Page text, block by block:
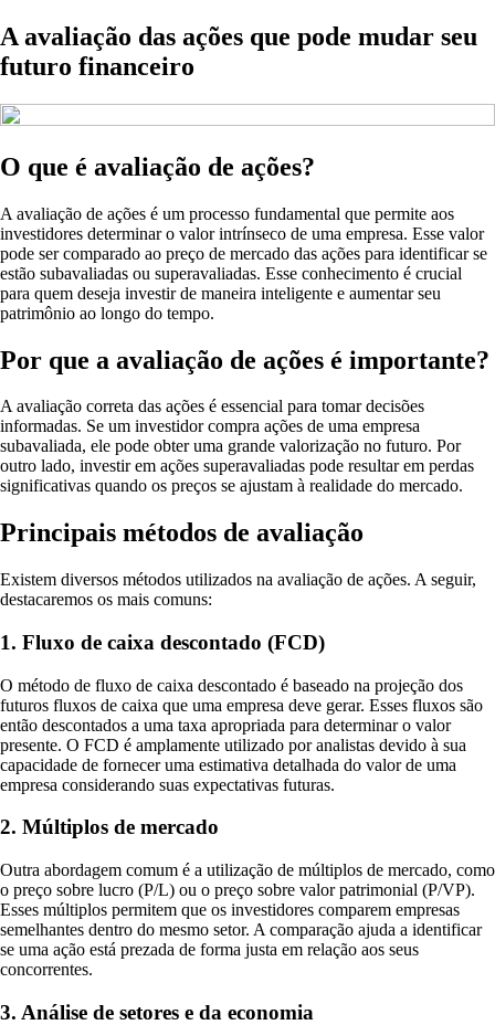
A avaliação das ações que pode mudar seu
futuro financeiro
O que é avaliação de ações?
A avaliação de ações é um processo fundamental que permite aos
investidores determinar o valor intrínseco de uma empresa. Esse valor
pode ser comparado ao preço de mercado das ações para identificar se
estão subavaliadas ou superavaliadas. Esse conhecimento é crucial
para quem deseja investir de maneira inteligente e aumentar seu
patrimônio ao longo do tempo.
Por que a avaliação de ações é importante?
A avaliação correta das ações é essencial para tomar decisões
informadas. Se um investidor compra ações de uma empresa
subavaliada, ele pode obter uma grande valorização no futuro. Por
outro lado, investir em ações superavaliadas pode resultar em perdas
significativas quando os preços se ajustam à realidade do mercado.
Principais métodos de avaliação
Existem diversos métodos utilizados na avaliação de ações. A seguir,
destacaremos os mais comuns:
1. Fluxo de caixa descontado (FCD)
O método de fluxo de caixa descontado é baseado na projeção dos
futuros fluxos de caixa que uma empresa deve gerar. Esses fluxos são
então descontados a uma taxa apropriada para determinar o valor
presente. O FCD é amplamente utilizado por analistas devido à sua
capacidade de fornecer uma estimativa detalhada do valor de uma
empresa considerando suas expectativas futuras.
2. Múltiplos de mercado
Outra abordagem comum é a utilização de múltiplos de mercado, como
o preço sobre lucro (P/L) ou o preço sobre valor patrimonial (P/VP).
Esses múltiplos permitem que os investidores comparem empresas
semelhantes dentro do mesmo setor. A comparação ajuda a identificar
se uma ação está prezada de forma justa em relação aos seus
concorrentes.
3. Análise de setores e da economia